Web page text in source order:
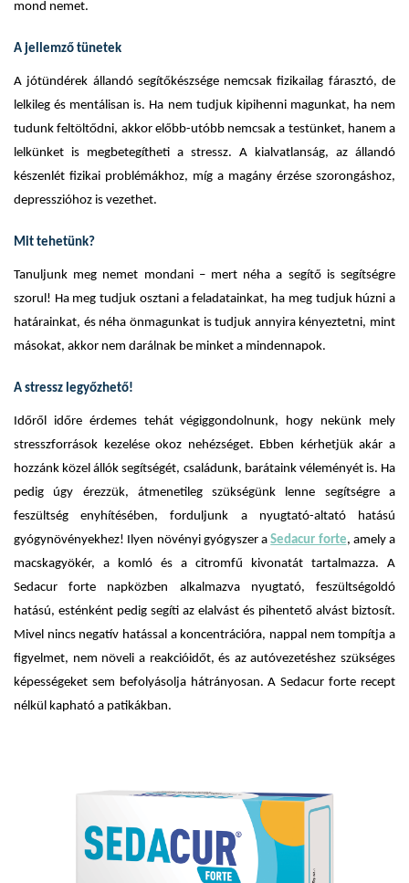
mond nemet.
A jellemző tünetek
A jótündérek állandó segítőkészsége nemcsak fizikailag fárasztó, de
lelkileg és mentálisan is. Ha nem tudjuk kipihenni magunkat, ha nem
tudunk feltöltődni, akkor előbb-utóbb nemcsak a testünket, hanem a
lelkünket is megbetegítheti a stressz. A kialvatlanság, az állandó
készenlét fizikai problémákhoz, míg a magány érzése szorongáshoz,
depresszióhoz is vezethet.
Mit tehetünk?
Tanuljunk meg nemet mondani – mert néha a segítő is segítségre
szorul! Ha meg tudjuk osztani a feladatainkat, ha meg tudjuk húzni a
határainkat, és néha önmagunkat is tudjuk annyira kényeztetni, mint
másokat, akkor nem darálnak be minket a mindennapok.
A stressz legyőzhető!
Időről időre érdemes tehát végiggondolnunk, hogy nekünk mely
stresszforrások kezelése okoz nehézséget. Ebben kérhetjük akár a
hozzánk közel állók segítségét, családunk, barátaink véleményét is. Ha
pedig úgy érezzük, átmenetileg szükségünk lenne segítségre a
feszültség enyhítésében, forduljunk a nyugtató-altató hatású
gyógynövényekhez! Ilyen növényi gyógyszer aSedacur forte, amely a
macskagyökér, a komló és a citromfű kivonatát tartalmazza. A
Sedacur forte napközben alkalmazva nyugtató, feszültségoldó
hatású, esténként pedig segíti az elalvást és pihentető alvást biztosít.
Mivel nincs negatív hatással a koncentrációra, nappal nem tompítja a
figyelmet, nem növeli a reakcióidőt, és az autóvezetéshez szükséges
képességeket sem befolyásolja hátrányosan. A Sedacur forte recept
nélkül kapható a patikákban.